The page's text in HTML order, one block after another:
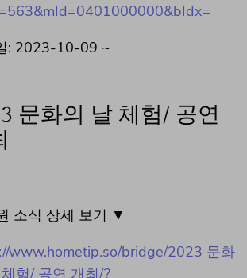
: 2023-10-09 ~
문화의 날 체험/ 공연
소식 상세 보기 ▼
www.hometip.so/bridge/2023 문화
험/ 공연 개최/?